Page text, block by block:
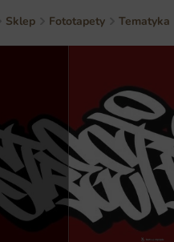
Sklep Fototapety Tematyka